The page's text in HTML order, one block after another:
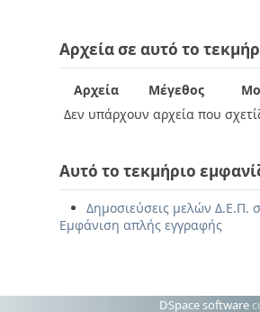
Αρχεία σε αυτό το
Αρχεία Μέγεθος
Δεν υπάρχουν αρχεία που
Αυτό το τεκμήριο
Δημοσιεύσεις μελών Δ.Ε.Π.
Εμφάνιση απλής εγγραφής
DSpace software